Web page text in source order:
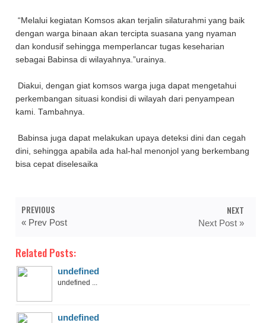
“Melalui kegiatan Komsos akan terjalin silaturahmi yang baik
dengan warga binaan akan tercipta suasana yang nyaman
dan kondusif sehingga memperlancar tugas keseharian
sebagai Babinsa di wilayahnya.”urainya.
Diakui, dengan giat komsos warga juga dapat mengetahui
perkembangan situasi kondisi di wilayah dari penyampean
kami. Tambahnya.
Babinsa juga dapat melakukan upaya deteksi dini dan cegah
dini, sehingga apabila ada hal-hal menonjol yang berkembang
bisa cepat diselesaika
PREVIOUS
« Prev Post
NEXT
Next Post »
Related Posts:
undefined
undefined ...
undefined